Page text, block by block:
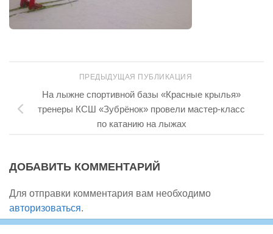
ПРЕДЫДУЩАЯ ПУБЛИКАЦИЯ
На лыжне спортивной базы «Красные крылья»
тренеры КСШ «Зубрёнок» провели мастер-класс
по катанию на лыжах
ДОБАВИТЬ КОММЕНТАРИЙ
Для отправки комментария вам необходимо
авторизоваться.